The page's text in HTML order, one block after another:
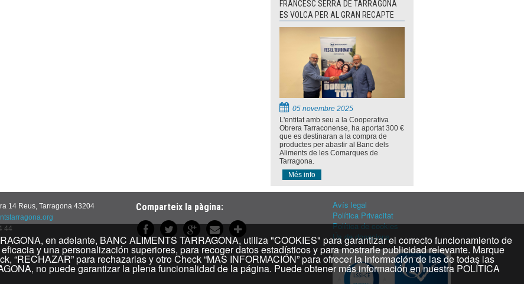
FRANCESC SERRA DE TARRAGONA
ES VOLCA PER AL GRAN RECAPTE
05 novembre 2025
L'entitat amb seu a la Cooperativa
Obrera Tarraconense, ha aportat 300 €
que es destinaran a la compra de
productes per abastir al Banc dels
Aliments de les Comarques de
Tarragona.
Més info
14 Reus, Tarragona 43204
44
Comparteix la pàgina:
Avís legal
Política Privacitat
Política de cookies
Ús de donacions
en adelante, BANC ALIMENTS TARRAGONA, utiliza "COOKIES" para garantizar el correcto funcionamiento de
y una personalización superiores, para recoger datos estadísticos y para mostrarle publicidad relevante. Marque
“RECHAZAR” para rechazarlas y otro Check “MAS INFORMACIÓN” para ofrecer la información de las de todas las
no puede garantizar la plena funcionalidad de la página. Puede obtener más información en nuestra POLÍTICA